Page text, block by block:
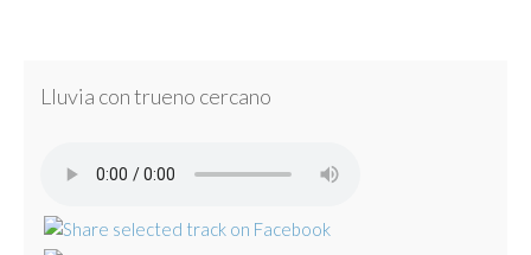
Lluvia con trueno cercano